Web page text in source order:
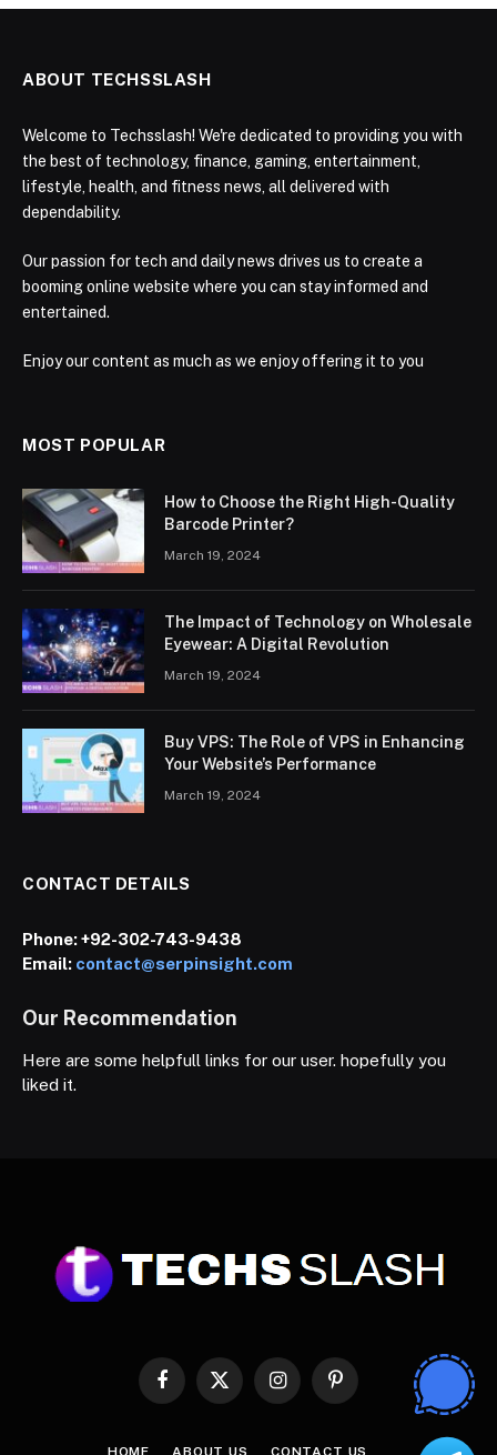
ABOUT TECHSSLASH
Welcome to Techsslash! We're dedicated to providing you with
the best of technology, finance, gaming, entertainment,
lifestyle, health, and fitness news, all delivered with
dependability.
Our passion for tech and daily news drives us to create a
booming online website where you can stay informed and
entertained.
Enjoy our content as much as we enjoy offering it to you
MOST POPULAR
How to Choose the Right High-Quality
Barcode Printer?
March 19, 2024
The Impact of Technology on Wholesale
Eyewear: A Digital Revolution
March 19, 2024
Buy VPS: The Role of VPS in Enhancing
Your Website’s Performance
March 19, 2024
CONTACT DETAILS
Phone:+92-302-743-9438
Email: contact@serpinsight.com
Our Recommendation
Here are some helpfull links for our user. hopefully you
liked it.
Facebook
X
InstagramPinterest
HOME ABOUT US CONTACT US